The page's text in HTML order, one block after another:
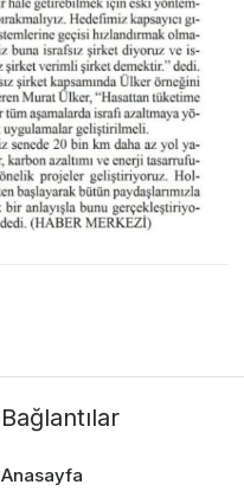
Bağlantılar
Anasayfa